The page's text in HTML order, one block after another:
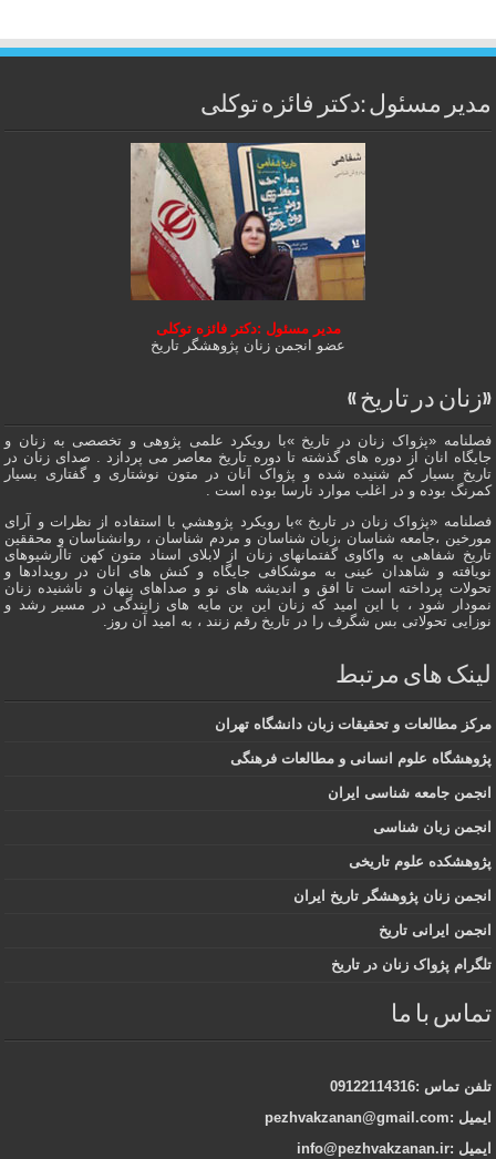
مدیر مسئول :دکتر فائزه توکلی
مدیر مسئول :دکتر فائزه توکلی
عضو انجمن زنان پژوهشگر تاریخ
«زنان در تاریخ »
فصلنامه «پژواک زنان در تاریخ »با رویکرد علمی پژوهى و تخصصی به زنان و
جایگاه انان از دوره هاى گذشته تا دوره تاریخ معاصر می پردازد . صدای زنان در
تاریخ بسیار کم شنیده شده و پژواک آنان در متون نوشتاری و گفتاری بسیار
کمرنگ بوده و در اغلب موارد نارسا بوده است .
فصلنامه «پژواک زنان در تاریخ »با رویکرد پژوهشي با استفاده از نظرات و آرای
مورخین ،جامعه شناسان ،زبان شناسان و مردم شناسان ، روانشناسان و محققین
تاریخ شفاهی به واکاوی گفتمانهاى زنان از لابلای اسناد متون کهن تاآرشیوهای
نویافته و شاهدان عينى به موشکافی جايگاه و كنش هاى انان در رویدادها و
تحولات پرداخته است تا افق و اندیشه های نو و صداهای پنهان و ناشنیده زنان
نمودار شود ، با این امید که زنان این بن مایه های زایندگی در مسير رشد و
نوزایی تحولاتی بس شگرف را در تاریخ رقم زنند ، به اميد آن روز.
لینک های مرتبط
مرکز مطالعات و تحقیقات زبان دانشگاه تهران
پژوهشگاه علوم انسانی و مطالعات فرهنگی
انجمن جامعه شناسی ایران
انجمن زبان شناسی
پژوهشکده علوم تاریخی
انجمن زنان پژوهشگر تاریخ ایران
انجمن ایرانی تاریخ
تلگرام پژواک زنان در تاریخ
تماس با ما
تلفن تماس :09122114316
ایمیل :pezhvakzanan@gmail.com
ایمیل :info@pezhvakzanan.ir